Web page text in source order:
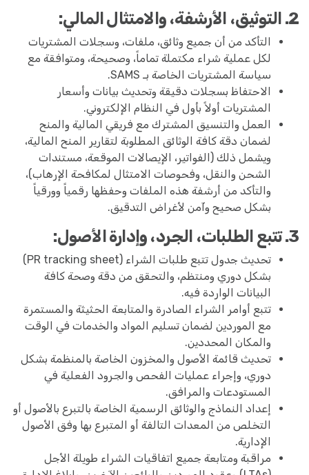
2. التوثيق، الأرشفة، والامتثال المالي:
التأكد من أن جميع وثائق، ملفات، وسجلات المشتريات
لكل عملية شراء مكتملة تماماً، وصحيحة، ومتوافقة مع
سياسة المشتريات الخاصة بـ SAMS.
الاحتفاظ بسجلات دقيقة وتحديث بيانات وأسعار
المشتريات أولاً بأول في النظام الإلكتروني.
العمل والتنسيق المشترك مع فريقي المالية والمنح
لضمان دقة كافة الوثائق المطلوبة لتقارير المنح المالية،
ويشمل ذلك (الفواتير، الإيصالات الموقعة، مستندات
الشحن والنقل، وفحوصات الامتثال لمكافحة الإرهاب)،
والتأكد من أرشفة هذه الملفات وحفظها رقمياً وورقياً
بشكل صحيح وآمن لأغراض التدقيق.
3. تتبع الطلبات، الجرد، وإدارة الأصول:
تحديث جدول تتبع طلبات الشراء (PR tracking sheet)
بشكل دوري ومنتظم، والتحقق من دقة وصحة كافة
البيانات الواردة فيه.
تتبع أوامر الشراء الصادرة والمتابعة الحثيثة والمستمرة
مع الموردين لضمان تسليم المواد والخدمات في الوقت
والمكان المحددين.
تحديث قائمة الأصول والمخزون الخاصة بالمنظمة بشكل
دوري، وإجراء عمليات الفحص والجرود الفعلية في
المستودعات والمرافق.
إعداد النماذج والوثائق الرسمية الخاصة بالتبرع بالأصول أو
التخلص من المعدات التالفة أو المتبرع بها وفق الأصول
الإدارية.
مراقبة ومتابعة جميع اتفاقيات الشراء طويلة الأجل